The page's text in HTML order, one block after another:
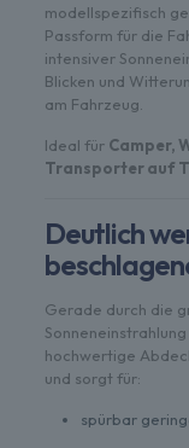
modellspezifisch
Passform für die
intensiver
Blicken und
am Fahrzeug.
Ideal für Camper,
Transporter auf
Deutlich
Gerade durch die
hochwertige
und sorgt für:
spürbar